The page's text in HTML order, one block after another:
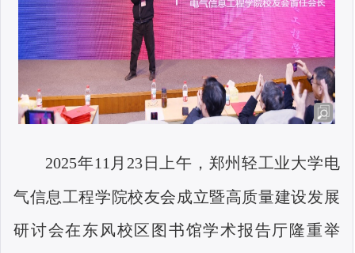
2025年11 月 23日上午，郑州轻工业大学电
气信息工程学院校友会成立暨高质量建设发展
研讨会在东风校区图书馆学术报告厅隆重举